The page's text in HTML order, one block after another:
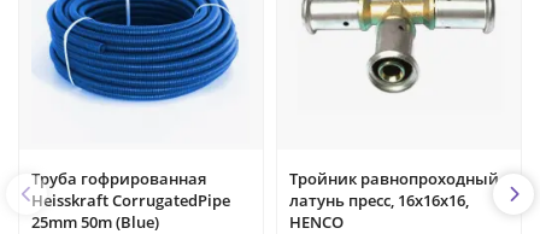
Труба гофрированная
Heisskraft CorrugatedPipe
25mm 50m (Blue)
Тройник равнопроходный,
латунь пресс, 16x16x16,
HENCO